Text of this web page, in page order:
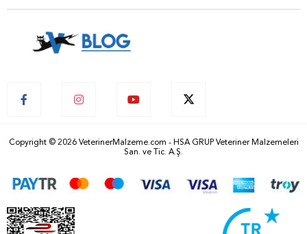
Copyright © 2026 VeterinerMalzeme.com - HSA GRUP Veteriner Malzemeleri
San. ve Tic. A.Ş.